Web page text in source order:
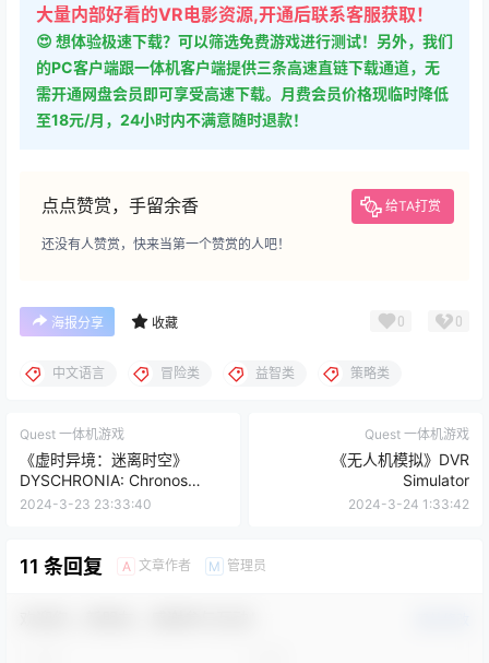
大量内部好看的VR电影资源,开通后联系客服获取！
😍 想体验极速下载？可以筛选免费游戏进行测试！另外，我们
的PC客户端跟一体机客户端提供三条高速直链下载通道，无
需开通网盘会员即可享受高速下载。月费会员价格现临时降低
至18元/月，24小时内不满意随时退款！
点点赞赏，手留余香 给TA打赏
还没有人赞赏，快来当第一个赞赏的人吧！
海报分享 收藏 0 0
中文语言 冒险类 益智类 策略类
Quest 一体机游戏
《虚时异境：迷离时空》
DYSCHRONIA: Chronos
Alternate
2024-3-23 23:33:40
Quest 一体机游戏
《无人机模拟》DVR
Simulator
2024-3-24 1:33:42
11 条回复 A 文章作者 M 管理员